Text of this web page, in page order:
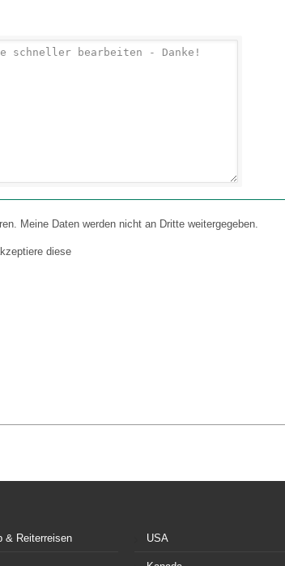
Meine Daten werden nicht an Dritte weitergegeben.
diese
& Reiterreisen USA